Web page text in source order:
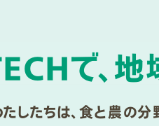
で、地
したちは、食と農の分